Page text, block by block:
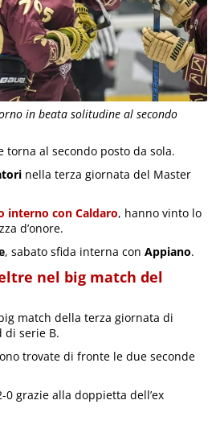
in beata solitudine al secondo
torna al secondo posto da sola.
nella terza giornata del Master
interno con Caldaro, hanno vinto lo
d’onore.
, sabato sfida interna conAppiano.
nel big match del
match della terza giornata di
di serie B.
trovate di fronte le due seconde
grazie alla doppietta dell’ex